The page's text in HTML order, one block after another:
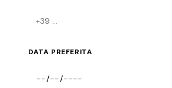
DATA PREFERITA